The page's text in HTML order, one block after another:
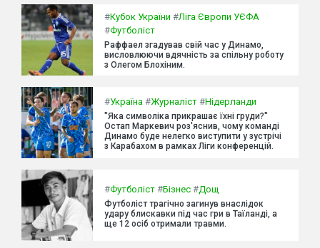
#Кубок України #Ліга Європи УЄФА
#Футболіст
Раффаел згадував свій час у Динамо,
висловлюючи вдячність за спільну роботу
з Олегом Блохіним.
#Україна #Журналіст #Нідерланди
"Яка символіка прикрашає їхні груди?"
Остап Маркевич роз'яснив, чому команді
Динамо буде нелегко виступити у зустрічі
з Карабахом в рамках Ліги конференцій.
#Футболіст #Бізнес #Дощ
Футболіст трагічно загинув внаслідок
удару блискавки під час гри в Таїланді, а
ще 12 осіб отримали травми.